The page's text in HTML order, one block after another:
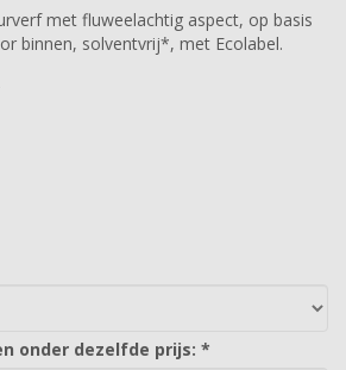
met fluweelachtig aspect, op basis
binnen, solventvrij*, met Ecolabel.
onder dezelfde prijs: *